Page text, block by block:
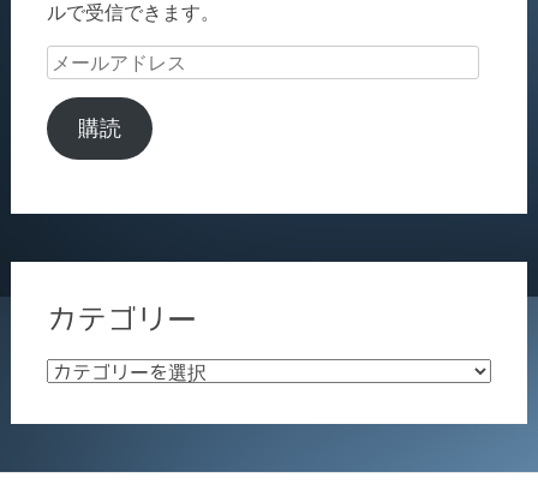
ルで受信できます。
メ
ル
ア
購読
カテゴリー
カ
ゴ